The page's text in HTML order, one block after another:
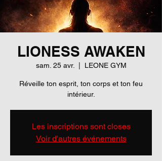
LIONESS AWAKEN
sam. 25 avr. LEONE GYM
Réveille ton esprit, ton corps et ton feu
intérieur.
Les inscriptions sont closes
Voir d'autres événements